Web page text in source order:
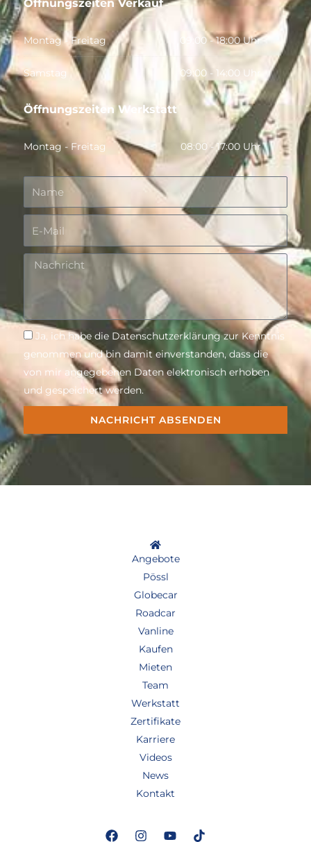
Öffnungszeiten Verkauf
Montag - Freitag 09:00 - 18:00 Uhr
Samstag 09:00 - 14:00 Uhr
Öffnungszeiten Werkstatt
Montag - Freitag 08:00 - 17:00 Uhr
Nachricht
Nachricht
Ja, ich habe die Datenschutzerklärung zur Kenntnis
genommen und bin damit einverstanden, dass die
von mir angegebenen Daten elektronisch erhoben
und gespeichert werden.
NACHRICHT ABSENDEN
Angebote
Pössl
Globecar
Roadcar
Vanline
Kaufen
Mieten
Team
Werkstatt
Zertifikate
Karriere
Videos
News
Kontakt